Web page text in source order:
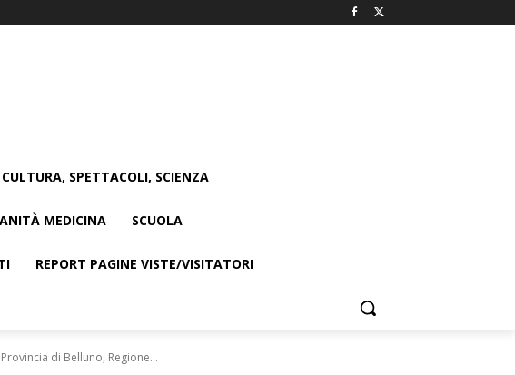
SPETTACOLI, SCIENZA
MEDICINA SCUOLA
REPORT PAGINE VISTE/VISITATORI
di Belluno, Regione...